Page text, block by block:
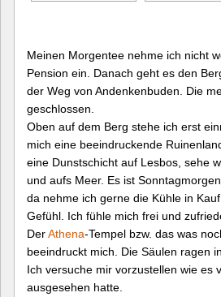
Meinen Morgentee nehme ich nicht
Pension ein. Danach geht es den
der Weg von Andenkenbuden. Die
geschlossen.
Oben auf dem Berg stehe ich erst
mich eine beeindruckende
eine Dunstschicht auf Lesbos, sehe
und aufs Meer. Es ist
da nehme ich gerne die Kühle in
Gefühl. Ich fühle mich frei und
DerAthena-Tempel bzw. das was
beeindruckt mich. Die Säulen ragen
Ich versuche mir vorzustellen wie es
ausgesehen hatte.